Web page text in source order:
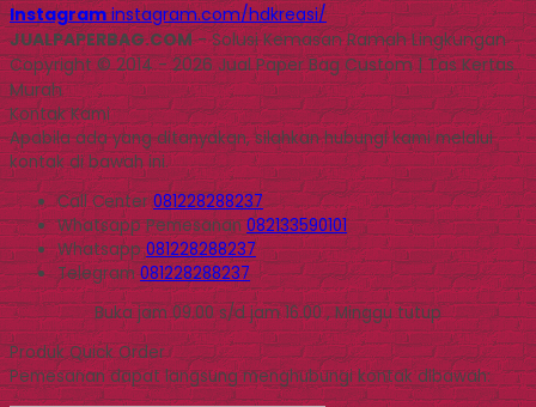
Instagram instagram.com/hdkreasi/
JUALPAPERBAG.COM- Solusi Kemasan Ramah Lingkungan
Copyright © 2014 - 2026 Jual Paper Bag Custom | Tas Kertas
Murah
Kontak Kami
Apabila ada yang ditanyakan, silahkan hubungi kami melalui
kontak di bawah ini.
Call Center081228288237
WhatsappPemesanan 082133590101
Whatsapp081228288237
Telegram081228288237
Buka jam 09.00 s/d jam 16.00 , Minggu tutup
Produk Quick Order
Pemesanan dapat langsung menghubungi kontak dibawah: